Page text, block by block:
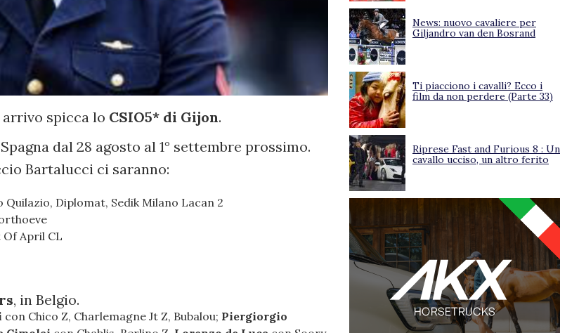
spicca lo CSIO5* di Gijon.
dal 28 agosto al 1° settembre prossimo.
Bartalucci ci saranno:
Quilazio, Diplomat, Sedik Milano Lacan 2
Of April CL
, in Belgio.
con Chico Z, Charlemagne Jt Z, Bubalou; Piergiorgio
News: nuovo cavaliere per
Giljandro van den Bosrand
Ti piacciono i cavalli? Ecco i
film da non perdere (Parte 33)
Riprese Fast and Furious 8 : Un
cavallo ucciso, un altro ferito